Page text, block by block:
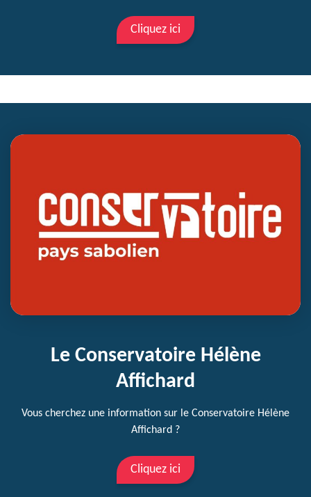
Cliquez ici
Le Conservatoire Hélène
Affichard
Vous cherchez une information sur le Conservatoire Hélène
Affichard ?
Cliquez ici